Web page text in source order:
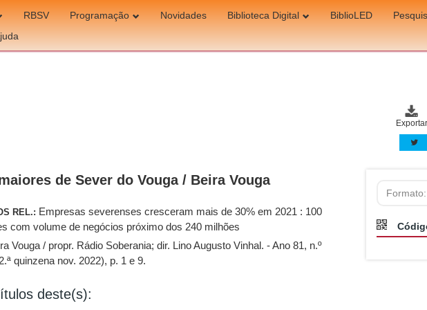
RBSV Programação Novidades Biblioteca Digital BiblioLED
Exportar
de Sever do Vouga / Beira Vouga
REL.: Empresas severenses cresceram mais de 30% em 2021 : 100
com volume de negócios próximo dos 240 milhões
Vouga / propr. Rádio Soberania; dir. Lino Augusto Vinhal. - Ano 81, n.º
quinzena nov. 2022), p. 1 e 9.
deste(s):